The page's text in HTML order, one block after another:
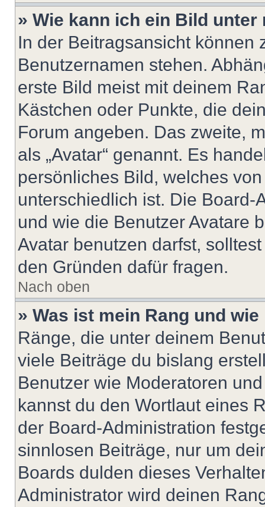
» Wie kann ich ein Bild
In der Beitragsansicht können
Benutzernamen stehen.
erste Bild meist mit deinem
Kästchen oder Punkte, die
Forum angeben. Das zweite,
als „Avatar“ genannt. Es
persönliches Bild, welches
unterschiedlich ist. Die
und wie die Benutzer Avatare
Avatar benutzen darfst,
den Gründen dafür fragen.
Nach oben
» Was ist mein Rang und
Ränge, die unter deinem
viele Beiträge du bislang
Benutzer wie Moderatoren
kannst du den Wortlaut eines
der Board-Administration
sinnlosen Beiträge, nur um
Boards dulden dieses
Administrator wird deinen